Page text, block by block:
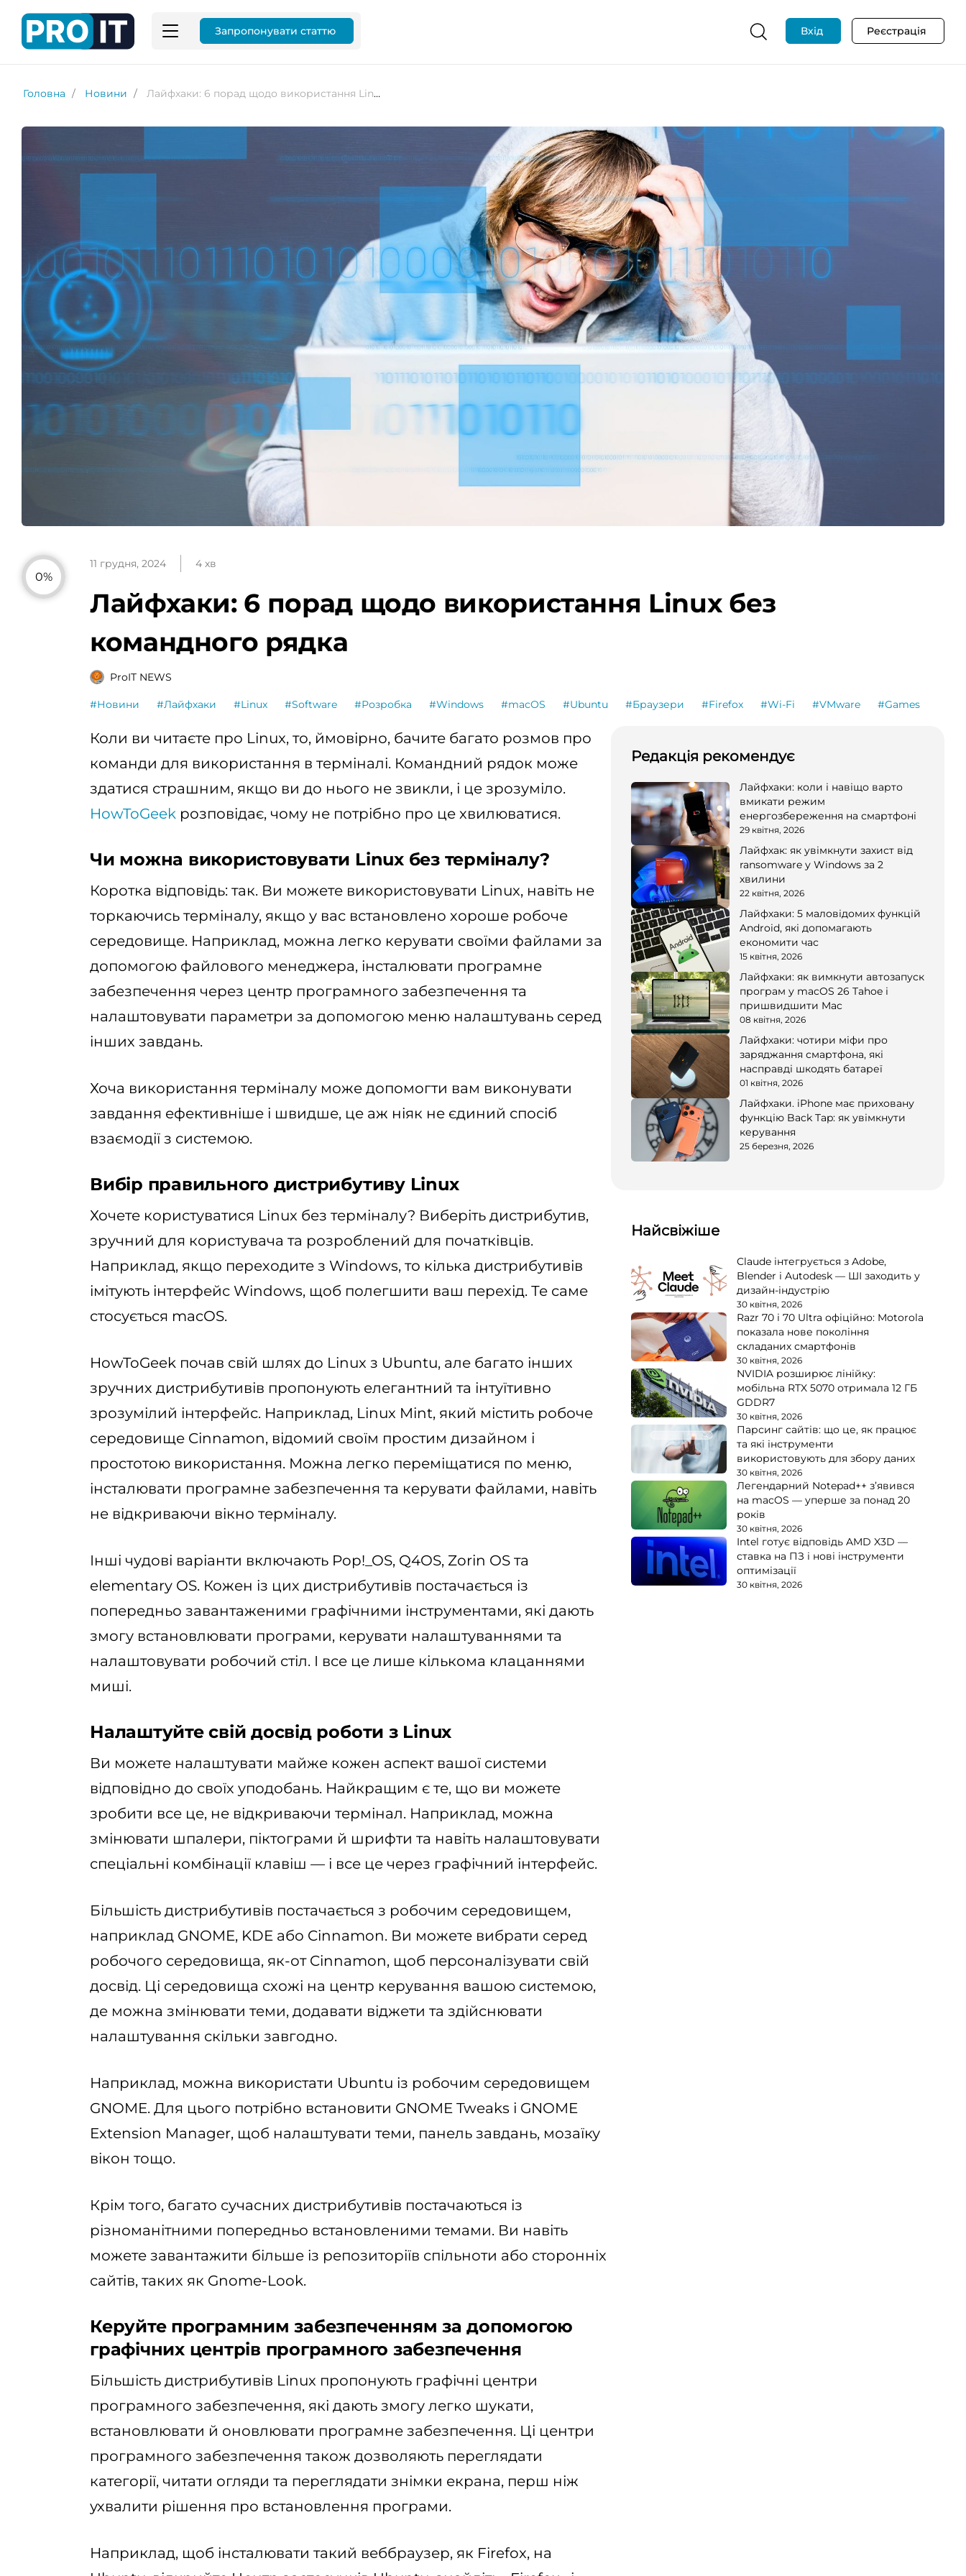
Запропонувати статтю Вхід Реєстрація
Головна Новини Лайфхаки: 6 порад щодо використання Linux без командного рядка
0%
11 грудня, 2024 4 хв
Лайфхаки: 6 порад щодо використання Linux без
командного рядка
ProIT NEWS
#Новини #Лайфхаки #Linux #Software #Розробка #Windows #macOS #Ubuntu #Браузери #Firefox #Wi-Fi #VMware #Games
Коли ви читаєте про Linux, то, ймовірно, бачите багато розмов про
команди для використання в терміналі. Командний рядок може
здатися страшним, якщо ви до нього не звикли, і це зрозуміло.
HowToGeek розповідає, чому не потрібно про це хвилюватися.
Чи можна використовувати Linux без терміналу?
Коротка відповідь: так. Ви можете використовувати Linux, навіть не
торкаючись терміналу, якщо у вас встановлено хороше робоче
середовище. Наприклад, можна легко керувати своїми файлами за
допомогою файлового менеджера, інсталювати програмне
забезпечення через центр програмного забезпечення та
налаштовувати параметри за допомогою меню налаштувань серед
інших завдань.
Хоча використання терміналу може допомогти вам виконувати
завдання ефективніше і швидше, це аж ніяк не єдиний спосіб
взаємодії з системою.
Вибір правильного дистрибутиву Linux
Хочете користуватися Linux без терміналу? Виберіть дистрибутив,
зручний для користувача та розроблений для початківців.
Наприклад, якщо переходите з Windows, то кілька дистрибутивів
імітують інтерфейс Windows, щоб полегшити ваш перехід. Те саме
стосується macOS.
HowToGeek почав свій шлях до Linux з Ubuntu, але багато інших
зручних дистрибутивів пропонують елегантний та інтуїтивно
зрозумілий інтерфейс. Наприклад, Linux Mint, який містить робоче
середовище Cinnamon, відомий своїм простим дизайном і
простотою використання. Можна легко переміщатися по меню,
інсталювати програмне забезпечення та керувати файлами, навіть
не відкриваючи вікно терміналу.
Інші чудові варіанти включають Pop!_OS, Q4OS, Zorin OS та
elementary OS. Кожен із цих дистрибутивів постачається із
попередньо завантаженими графічними інструментами, які дають
змогу встановлювати програми, керувати налаштуваннями та
налаштовувати робочий стіл. І все це лише кількома клацаннями
миші.
Налаштуйте свій досвід роботи з Linux
Ви можете налаштувати майже кожен аспект вашої системи
відповідно до своїх уподобань. Найкращим є те, що ви можете
зробити все це, не відкриваючи термінал. Наприклад, можна
змінювати шпалери, піктограми й шрифти та навіть налаштовувати
спеціальні комбінації клавіш — і все це через графічний інтерфейс.
Більшість дистрибутивів постачається з робочим середовищем,
наприклад GNOME, KDE або Cinnamon. Ви можете вибрати серед
робочого середовища, як-от Cinnamon, щоб персоналізувати свій
досвід. Ці середовища схожі на центр керування вашою системою,
де можна змінювати теми, додавати віджети та здійснювати
налаштування скільки завгодно.
Наприклад, можна використати Ubuntu із робочим середовищем
GNOME. Для цього потрібно встановити GNOME Tweaks і GNOME
Extension Manager, щоб налаштувати теми, панель завдань, мозаїку
вікон тощо.
Крім того, багато сучасних дистрибутивів постачаються із
різноманітними попередньо встановленими темами. Ви навіть
можете завантажити більше із репозиторіїв спільноти або сторонніх
сайтів, таких як Gnome-Look.
Керуйте програмним забезпеченням за допомогою
графічних центрів програмного забезпечення
Більшість дистрибутивів Linux пропонують графічні центри
програмного забезпечення, які дають змогу легко шукати,
встановлювати й оновлювати програмне забезпечення. Ці центри
програмного забезпечення також дозволяють переглядати
категорії, читати огляди та переглядати знімки екрана, перш ніж
ухвалити рішення про встановлення програми.
Наприклад, щоб інсталювати такий веббраузер, як Firefox, на
Редакція рекомендує
Лайфхаки: коли і навіщо варто
вмикати режим
енергозбереження на смартфоні
29 квітня, 2026
Лайфхак: як увімкнути захист від
ransomware у Windows за 2
хвилини
22 квітня, 2026
Лайфхаки: 5 маловідомих функцій
Android, які допомагають
економити час
15 квітня, 2026
Лайфхаки: як вимкнути автозапуск
програм у macOS 26 Tahoe і
пришвидшити Mac
08 квітня, 2026
Лайфхаки: чотири міфи про
заряджання смартфона, які
насправді шкодять батареї
01 квітня, 2026
Лайфхаки. iPhone має приховану
функцію Back Tap: як увімкнути
керування
25 березня, 2026
Найсвіжіше
Claude інтегрується з Adobe,
Blender і Autodesk — ШІ заходить у
дизайн-індустрію
30 квітня, 2026
Razr 70 і 70 Ultra офіційно: Motorola
показала нове покоління
складаних смартфонів
30 квітня, 2026
NVIDIA розширює лінійку:
мобільна RTX 5070 отримала 12 ГБ
GDDR7
30 квітня, 2026
Парсинг сайтів: що це, як працює
та які інструменти
використовують для збору даних
30 квітня, 2026
Легендарний Notepad++ з’явився
на macOS — уперше за понад 20
років
30 квітня, 2026
Intel готує відповідь AMD X3D —
ставка на ПЗ і нові інструменти
оптимізації
30 квітня, 2026